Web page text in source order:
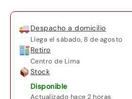
Despacho a domicilio
Llega elsábado, 8 de agosto
Retiro
Centro de Lima
Stock
Disponible
Actualizado hace 2 horas